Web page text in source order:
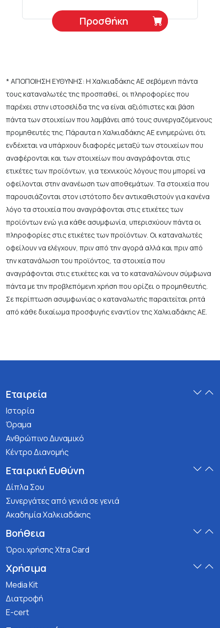
Προσθήκη
* ΑΠΟΠΟΙΗΣΗ ΕΥΘΥΝΗΣ: Η Χαλκιαδάκης ΑΕ σεβόμενη πάντα
τους καταναλωτές της προσπαθεί, οι πληροφορίες που
παρέχει στην ιστοσελίδα της να είναι αξιόπιστες και βάση
πάντα των στοιχείων που λαμβάνει από τους συνεργαζόμενους
προμηθευτές της. Πάραυτα η Χαλκιαδάκης ΑΕ ενημερώνει ότι
ενδέχεται να υπάρχουν διαφορές μεταξύ των στοιχείων που
αναφέρονται και των στοιχείων που αναγράφονται στις
ετικέτες των προϊόντων, για τεχνικούς λόγους που μπορεί να
οφείλονται στην ανανέωση των αποθεμάτων. Τα στοιχεία που
παρουσιάζονται στον ιστότοπο δεν αντικαθιστούν για κανένα
λόγο τα στοιχεία που αναγράφονται στις ετικέτες των
προϊόντων ενώ για κάθε ασυμφωνία, υπερισχύουν πάντα οι
πληροφορίες στις ετικέτες των προϊόντων. Οι καταναλωτές
οφείλουν να ελέγχουν, πριν από την αγορά αλλά και πριν από
την κατανάλωση του προϊόντος, τα στοιχεία που
αναγράφονται στις ετικέτες και να το καταναλώνουν σύμφωνα
πάντα με την προβλεπόμενη χρήση που ορίζει ο προμηθευτής.
Σε περίπτωση ασυμφωνίας ο καταναλωτής παραιτείται ρητά
από κάθε δικαίωμα προσφυγής εναντίον της Χαλκιαδάκης ΑΕ.
Εταιρεία
Ιστορία
Όραμα
Ανθρώπινο Δυναμικό
Κέντρο Διανομής
Εταιρική Ευθύνη
Δίπλα Σου
Συνεργάτες από γενιά σε γενιά
Ακαδημία Χαλκιαδάκης
Βοήθεια
Όροι χρήσης Xtra Card
Χρήσιμα
Media Kit
Διατροφή
E-cert